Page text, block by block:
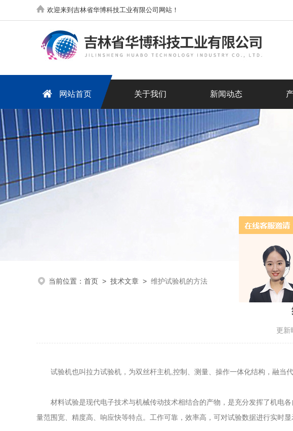
欢迎来到吉林省华博科技工业有限公司网站！
网站首页 关于我们 新闻动态
当前位置： 首页 > 技术文章 > 维护试验机的方法
更
试验机也叫拉力试验机，为双丝杆主机,控制、测量、操作一体化结构，融当
材料试验是现代电子技术与机械传动技术相结合的产物，是充分发挥了机电各
量范围宽、精度高、响应快等特点。工作可靠，效率高，可对试验数据进行实时显